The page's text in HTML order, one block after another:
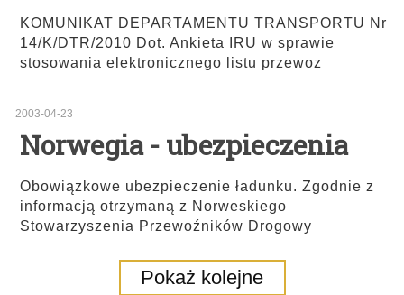
KOMUNIKAT DEPARTAMENTU TRANSPORTU Nr
14/K/DTR/2010 Dot. Ankieta IRU w sprawie
stosowania elektronicznego listu przewoz
2003-04-23
Norwegia - ubezpieczenia
Obowiązkowe ubezpieczenie ładunku. Zgodnie z
informacją otrzymaną z Norweskiego
Stowarzyszenia Przewoźników Drogowy
Pokaż kolejne